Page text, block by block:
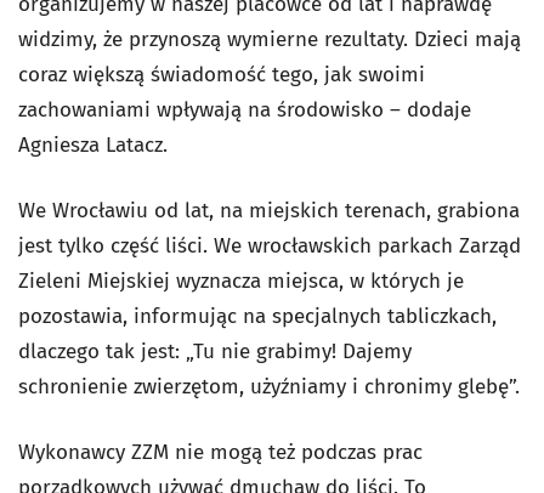
widzimy, że przynoszą wymierne rezultaty. Dzieci mają
coraz większą świadomość tego, jak swoimi
zachowaniami wpływają na środowisko – dodaje
Agniesza Latacz.
We Wrocławiu od lat, na miejskich terenach, grabiona
jest tylko część liści. We wrocławskich parkach Zarząd
Zieleni Miejskiej wyznacza miejsca, w których je
pozostawia, informując na specjalnych tabliczkach,
dlaczego tak jest: „Tu nie grabimy! Dajemy
schronienie zwierzętom, użyźniamy i chronimy glebę”.
Wykonawcy ZZM nie mogą też podczas prac
porządkowych używać dmuchaw do liści. To